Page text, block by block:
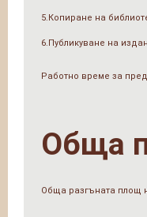
5.Копиране на
6.Публикуване на
Работно време за
Обща
Обща разгъната площ